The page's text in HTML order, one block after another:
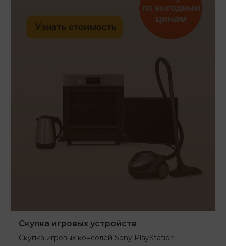
Скупка игровых устройств
Скупка игровых консолей Sony PlayStation